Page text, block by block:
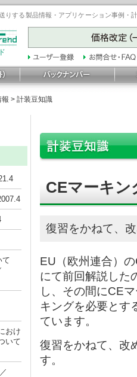
りする製品情報・アプリケーション事例
報 > 計装豆知識
て
おけ
いて
CEマーキン
復習をかねて、
EU（欧州連合）
にて前回解説した
し、その間にCE
キングを必要とす
ています。
復習をかねて、改
す。